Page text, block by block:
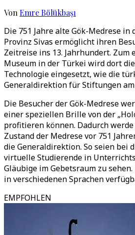
Von Emre Bölükbaşı
Die 751 Jahre alte Gök-Medrese in
Provinz Sivas ermöglicht ihren
Zeitreise ins 13. Jahrhundert. Zum
Museum in der Türkei wird dort die
Technologie eingesetzt, wie die
Generaldirektion für Stiftungen
Die Besucher der Gök-Medrese
einer speziellen Brille von der
profitieren können. Dadurch
Zustand der Medrese vor 751
die Generaldirektion. So seien bei
virtuelle Studierende in
Gläubige im Gebetsraum zu
in verschiedenen Sprachen
EMPFOHLEN